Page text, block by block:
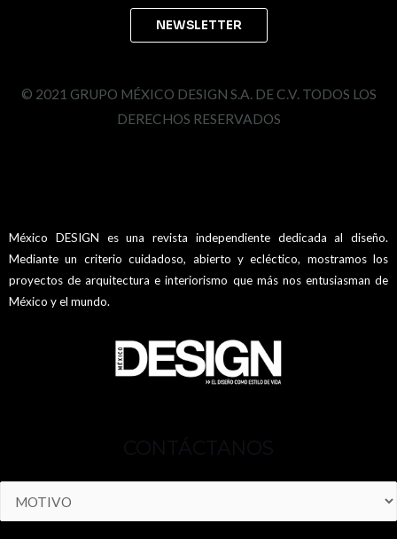
© 2021 GRUPO MÉXICO DESIGN S.A. DE C.V. TODOS LOS
DERECHOS RESERVADOS
México DESIGN es una revista independiente dedicada al diseño.
Mediante un criterio cuidadoso, abierto y ecléctico, mostramos los
proyectos de arquitectura e interiorismo que más nos entusiasman de
México y el mundo.
CONTÁCTANOS